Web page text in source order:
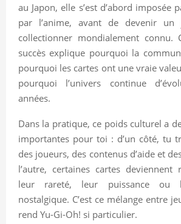
au Japon, elle s’est d’abord imposée
par l’anime, avant de devenir
collectionner mondialement connu.
succès explique pourquoi la
pourquoi les cartes ont une vraie
pourquoi l’univers continue
années.
Dans la pratique, ce poids culturel a
importantes pour toi : d’un côté, tu
des joueurs, des contenus d’aide et
l’autre, certaines cartes deviennent
leur rareté, leur puissance ou
nostalgique. C’est ce mélange entre
rend Yu-Gi-Oh! si particulier.